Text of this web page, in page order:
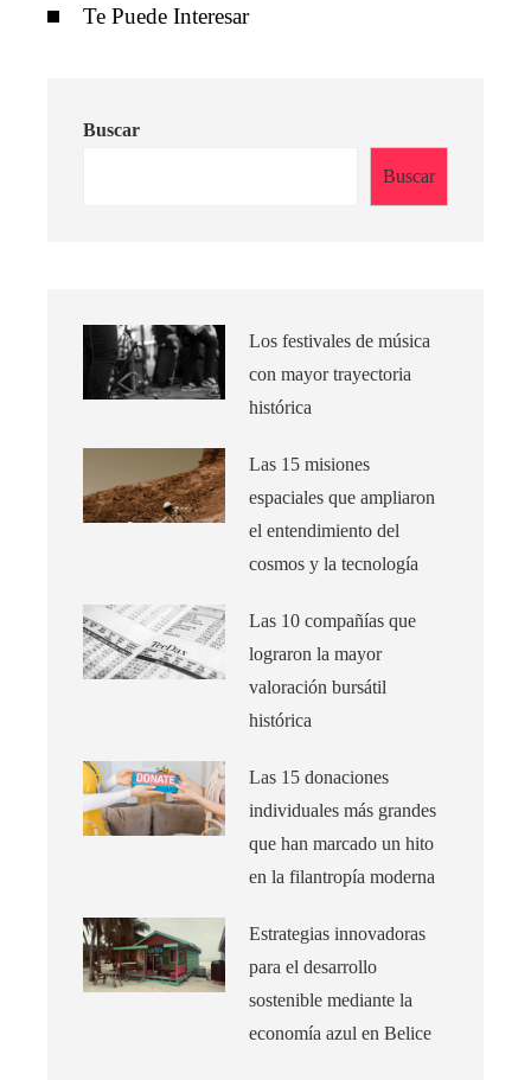
Te Puede Interesar
Buscar
Buscar
Los festivales de música
con mayor trayectoria
histórica
Las 15 misiones
espaciales que ampliaron
el entendimiento del
cosmos y la tecnología
Las 10 compañías que
lograron la mayor
valoración bursátil
histórica
Las 15 donaciones
individuales más grandes
que han marcado un hito
en la filantropía moderna
Estrategias innovadoras
para el desarrollo
sostenible mediante la
economía azul en Belice